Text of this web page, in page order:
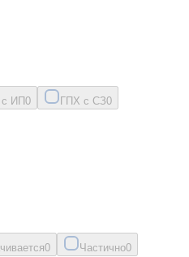
ИП0 ГПХ с СЗ0
0 Частично0